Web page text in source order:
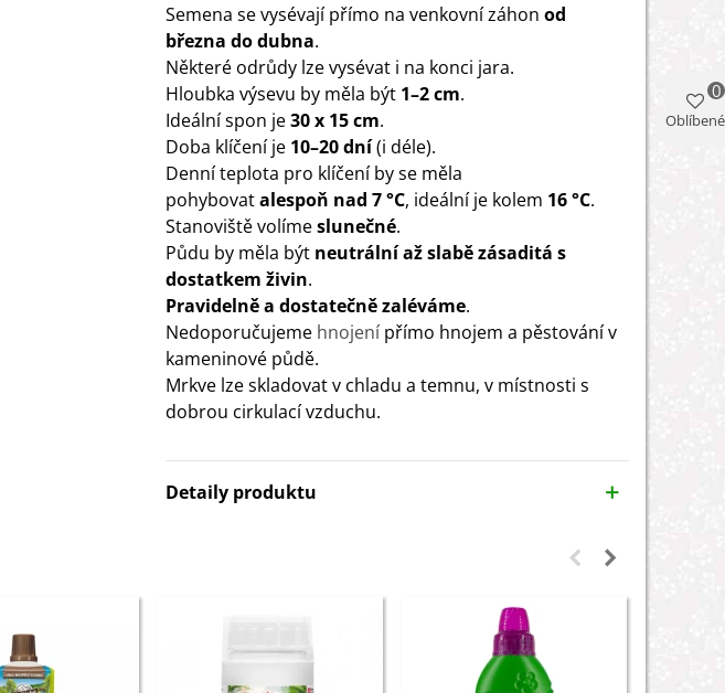
Semena se vysévají přímo na venkovní záhon od
března do dubna.
Některé odrůdy lze vysévat i na konci jara.
Hloubka výsevu by měla být 1–2 cm.
Ideální spon je30 x 15 cm.
Doba klíčení je 10–20 dní(i déle).
Denní teplota pro klíčení by se měla
pohybovatalespoň nad 7 °C, ideální je kolem 16 °C.
Stanoviště volímeslunečné.
Půdu by měla být neutrální až slabě zásaditá s
dostatkem živin.
Pravidelně a dostatečně zaléváme.
Nedoporučujeme hnojení přímo hnojem a pěstování v
kameninové půdě.
Mrkve lze skladovat v chladu a temnu, v místnosti s
dobrou cirkulací vzduchu.
Detaily produktu
Oblíbené
0